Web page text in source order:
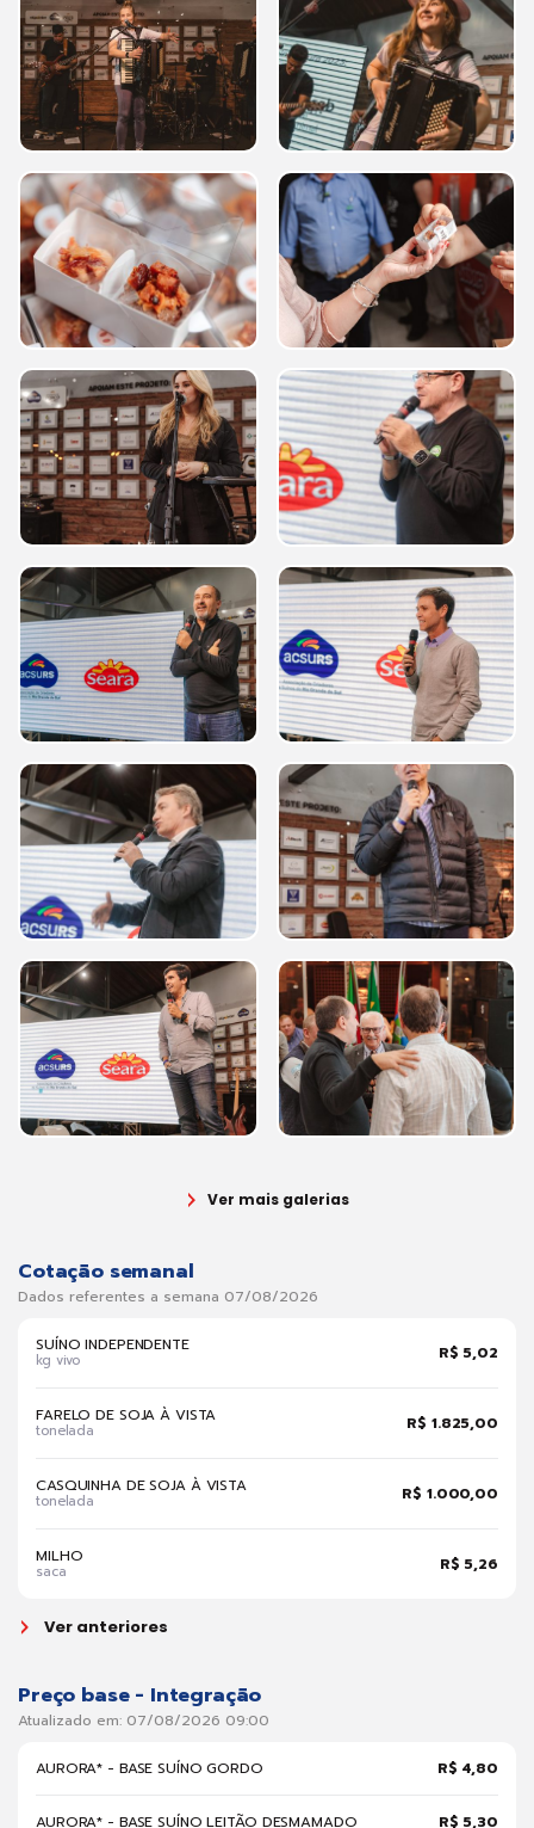
Ver mais galerias
Cotação semanal
Dados referentes a semana 07/08/2026
SUÍNO INDEPENDENTE
kg vivo R$ 5,02
FARELO DE SOJA À VISTA
tonelada R$ 1.825,00
CASQUINHA DE SOJA À VISTA
tonelada R$ 1.000,00
MILHO
saca R$ 5,26
Ver anteriores
Preço base - Integração
Atualizado em: 07/08/2026 09:00
AURORA* - BASE SUÍNO GORDO R$ 4,80
AURORA* - BASE SUÍNO LEITÃO DESMAMADO R$ 5,30